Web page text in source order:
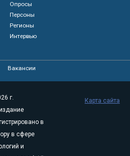
Опросы
Персоны
Регионы
Интервью
Вакансии
г.
в
в сфере
и
Карта сайта